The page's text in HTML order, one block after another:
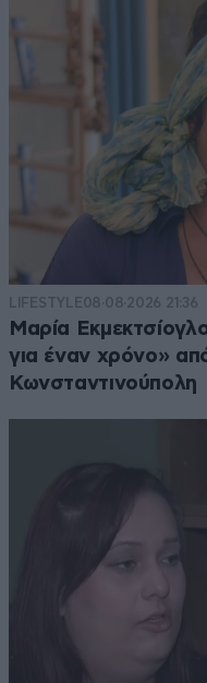
LIFESTYLE08·08·2026 21:36
Μαρία
για έναν χρόνο»
Κωνσταντινούπολη